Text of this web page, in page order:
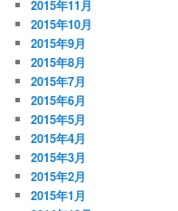
2015年11月
2015年10月
2015年9月
2015年8月
2015年7月
2015年6月
2015年5月
2015年4月
2015年3月
2015年2月
2015年1月